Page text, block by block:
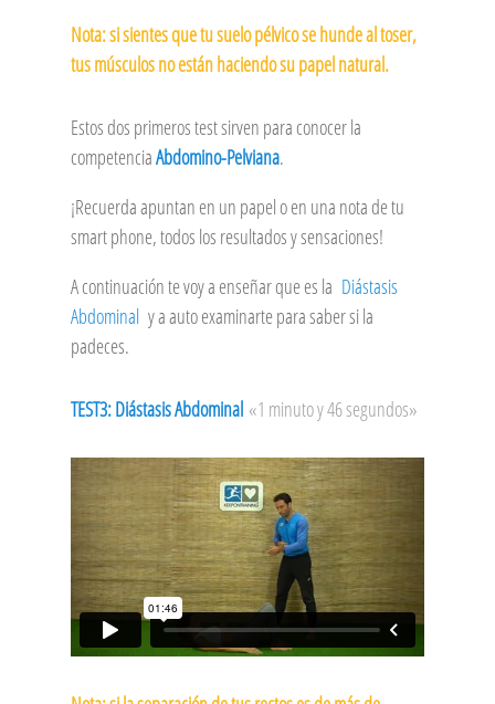
Nota: si sientes que tu suelo pélvico se hunde al toser,
tus músculos no están haciendo su papel natural.
Estos dos primeros test sirven para conocer la
competenciaAbdomino-Pelviana.
¡Recuerda apuntan en un papel o en una nota de tu
smart phone, todos los resultados y sensaciones!
A continuación te voy a enseñar que es la Diástasis
Abdominal y a auto examinarte para saber si la
padeces.
TEST3: Diástasis Abdominal «1 minuto y 46 segundos»